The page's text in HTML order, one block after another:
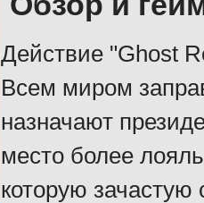
Действие "Ghost
Всем миром
назначают
место более
которую